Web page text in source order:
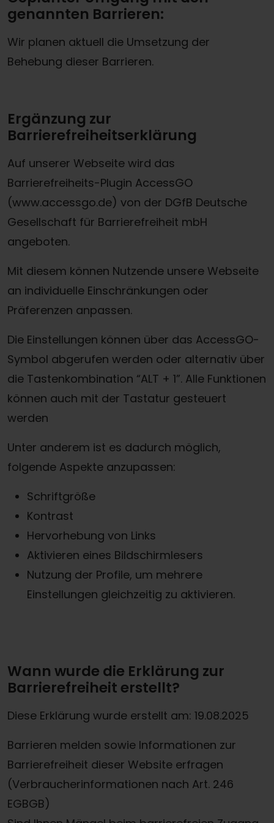
genannten Barrieren:
Wir planen aktuell die Umsetzung der
Behebung dieser Barrieren.
Ergänzung zur
Barrierefreiheitserklärung
Auf unserer Webseite wird das
Barrierefreiheits-Plugin AccessGO
(www.accessgo.de) von der DGfB Deutsche
Gesellschaft für Barrierefreiheit mbH
angeboten.
Mit diesem können Nutzende unsere Webseite
an individuelle Einschränkungen oder
Präferenzen anpassen.
Die Einstellungen können über das AccessGO-
Symbol abgerufen werden oder alternativ über
die Tastenkombination “ALT + 1”. Alle Funktionen
können auch mit der Tastatur gesteuert
werden
Unter anderem ist es dadurch möglich,
folgende Aspekte anzupassen:
Schriftgröße
Kontrast
Hervorhebung von Links
Aktivieren eines Bildschirmlesers
Nutzung der Profile, um mehrere
Einstellungen gleichzeitig zu aktivieren.
Wann wurde die Erklärung zur
Barrierefreiheit erstellt?
Diese Erklärung wurde erstellt am: 19.08.2025
Barrieren melden sowie Informationen zur
Barrierefreiheit dieser Website erfragen
(Verbraucherinformationen nach Art. 246
EGBGB)